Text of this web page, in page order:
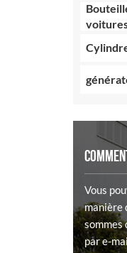
Vous
manière
par e-